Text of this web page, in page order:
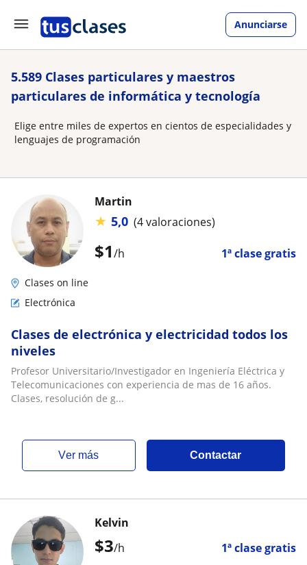
Anunciarse
5.589 Clases particulares y maestros
particulares de informática y tecnología
Elige entre miles de expertos en cientos de especialidades y
lenguajes de programación
$1/h 1ª clase gratis
Martin
★ 5,0 (4 valoraciones)
Clases on line
Electrónica
Clases de electrónica y electricidad todos los
niveles
Profesor Universitario/Investigador en Ingeniería Eléctrica y
Telecomunicaciones con experiencia de mas de 16 años.
Clases, resolución de g...
ver más Contactar
$3/h 1ª clase gratis
Kelvin